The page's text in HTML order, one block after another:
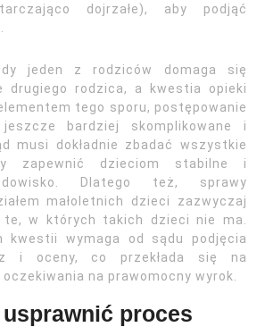
dojrzałe), aby podjąć
jeden z rodziców domaga się
drugiego rodzica, a kwestia opieki
tego sporu, postępowanie
bardziej skomplikowane i
musi dokładnie zbadać wszystkie
zapewnić dzieciom stabilne i
Dlatego też, sprawy
małoletnich dzieci zazwyczaj
te, w których takich dzieci nie ma.
kwestii wymaga od sądu podjęcia
i oceny, co przekłada się na
na prawomocny wyrok.
proces